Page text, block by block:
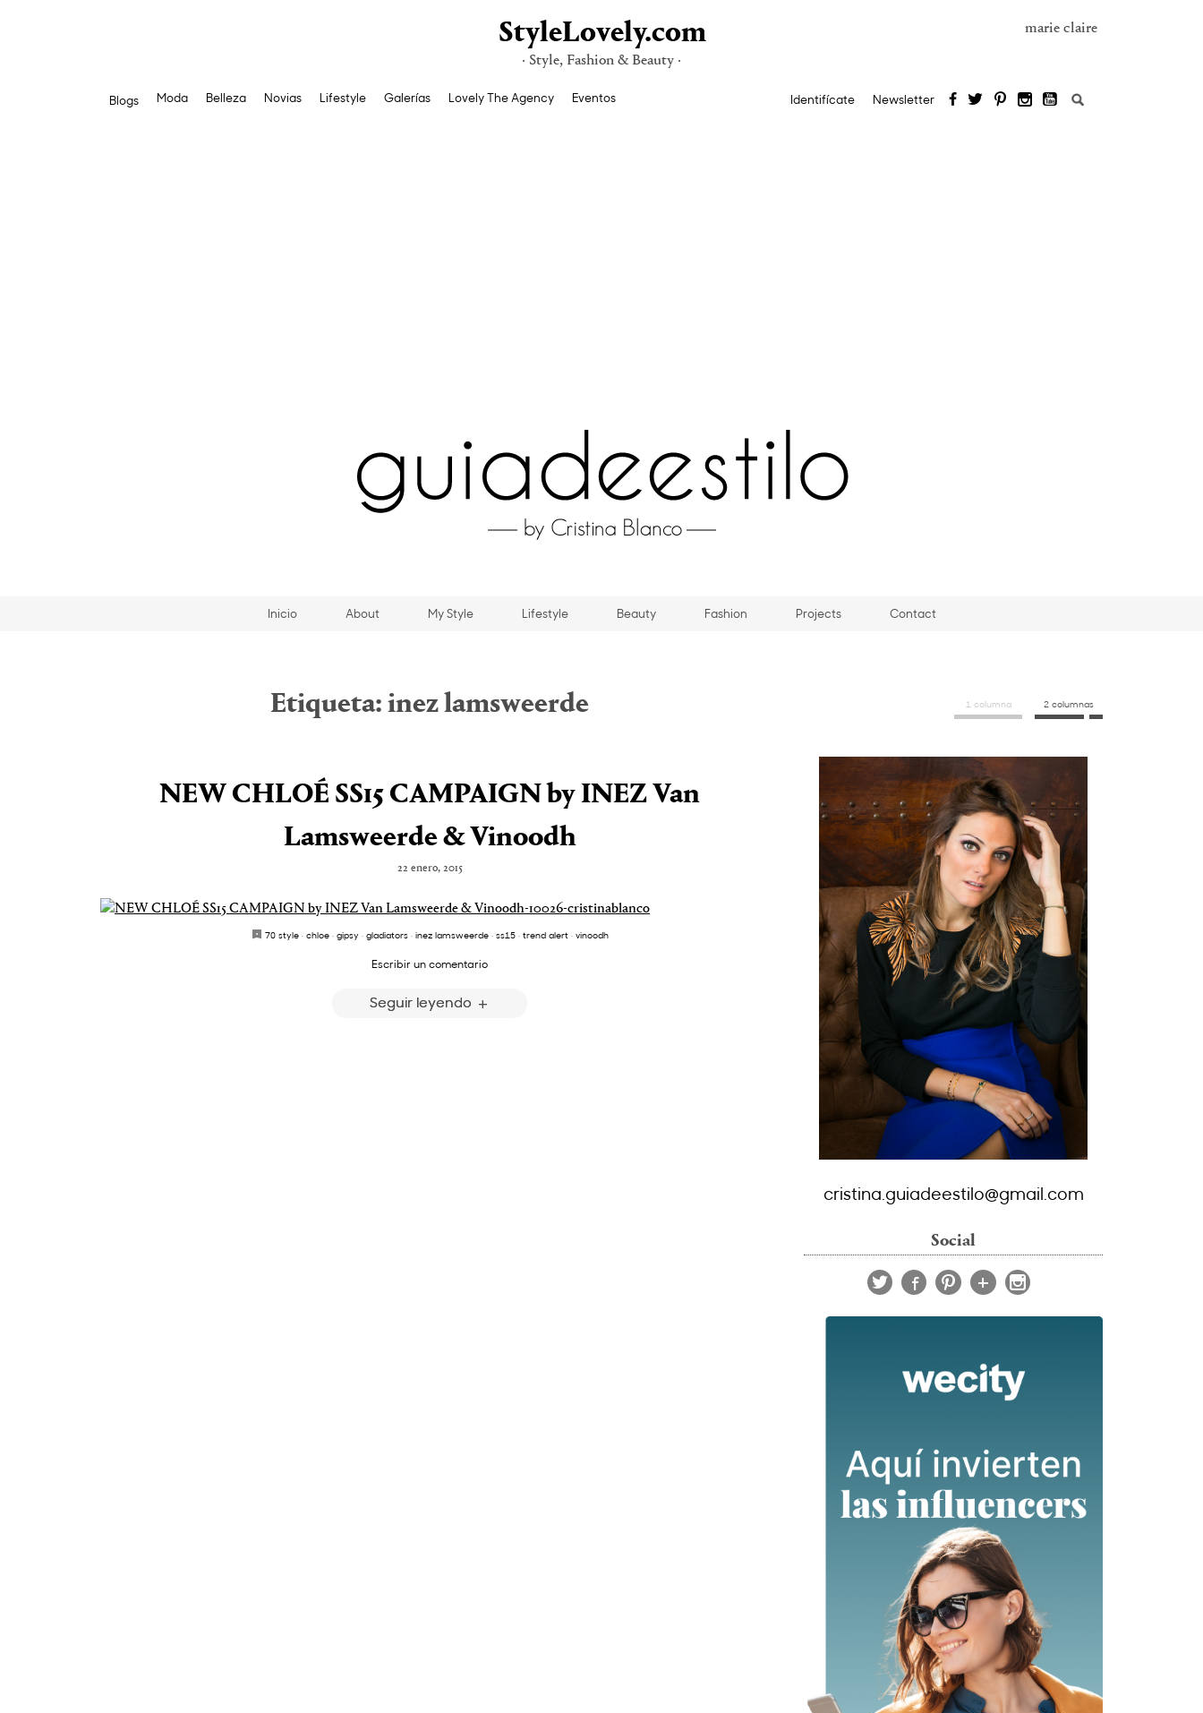
StyleLovely.com
· Style, Fashion & Beauty ·
marie claire
Blogs Moda Belleza Novias Lifestyle Galerías Lovely The Agency Eventos Identifícate Newsletter Buscar:
Inicio About My Style Lifestyle Beauty Fashion Projects Contact
Etiqueta: inez lamsweerde
NEW CHLOÉ SS15 CAMPAIGN by INEZ Van
Lamsweerde & Vinoodh
22 enero, 2015
70 style· chloe· gipsy· gladiators· inez lamsweerde· ss15· trend alert· vinoodh
Escribir un comentario
Seguir leyendo
1 columna 2 columnas
cristina.guiadeestilo@gmail.com
Social